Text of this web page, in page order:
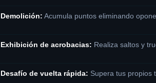
Demolición: Acumula puntos eliminando
Exhibición de acrobacias: Realiza saltos y
Desafío de vuelta rápida: Supera tus propios